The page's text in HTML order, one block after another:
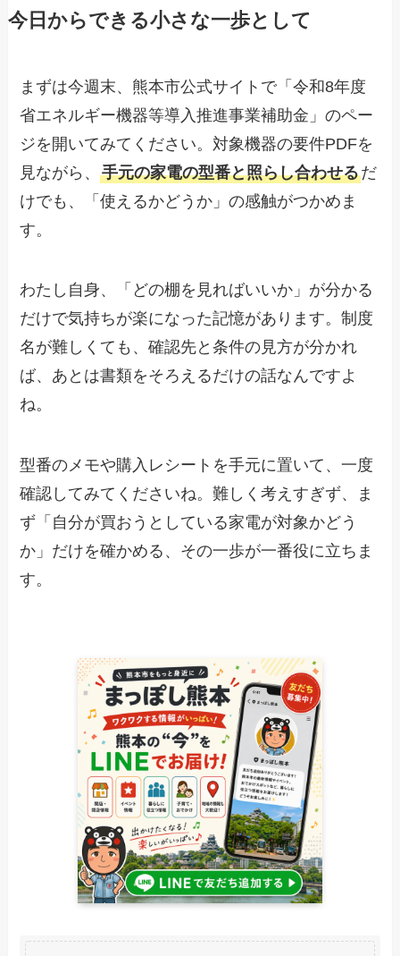
今日からできる小さな一歩として
まずは今週末、熊本市公式サイトで「令和8年度
省エネルギー機器等導入推進事業補助金」のペー
ジを開いてみてください。対象機器の要件PDFを
見ながら、手元の家電の型番と照らし合わせるだ
けでも、「使えるかどうか」の感触がつかめま
す。
わたし自身、「どの棚を見ればいいか」が分かる
だけで気持ちが楽になった記憶があります。制度
名が難しくても、確認先と条件の見方が分かれ
ば、あとは書類をそろえるだけの話なんですよ
ね。
型番のメモや購入レシートを手元に置いて、一度
確認してみてくださいね。難しく考えすぎず、ま
ず「自分が買おうとしている家電が対象かどう
か」だけを確かめる、その一歩が一番役に立ちま
す。